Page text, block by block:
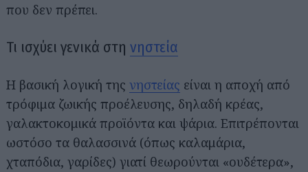
που δεν πρέπει.
Τι ισχύει γενικά στη νηστεία
Η βασική λογική της νηστείας είναι η αποχή από
τρόφιμα ζωικής προέλευσης, δηλαδή κρέας,
γαλακτοκομικά προϊόντα και ψάρια. Επιτρέπονται
ωστόσο τα θαλασσινά (όπως καλαμάρια,
χταπόδια, γαρίδες) γιατί θεωρούνται «ουδέτερα»,